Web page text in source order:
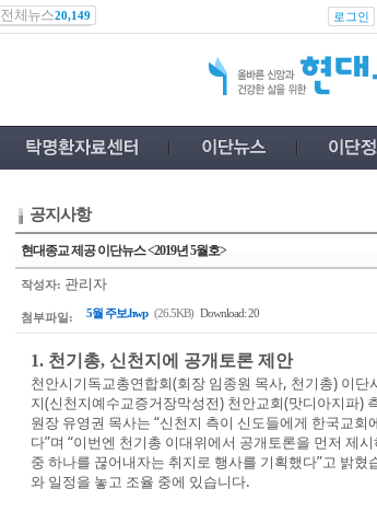
전체뉴스20,149 로그인
공지사항
현대종교 제공 이단뉴스 <2019년 5월호>
작성자: 관리자
첨부파일: 5월 주보.hwp (26.5KB) Download: 20
1. 천기총, 신천지에 공개토론 제안
천안시기독교총연합회(회장 임종원 목사, 천기총) 이
지(신천지예수교증거장막성전) 천안교회(맛디아지파)
원장 유영권 목사는 “신천지 측이 신도들에게 한국교
다”며 “이번엔 천기총 이대위에서 공개토론을 먼저 제
중 하나를 끊어내자는 취지로 행사를 기획했다”고 밝
와 일정을 놓고 조율 중에 있습니다.